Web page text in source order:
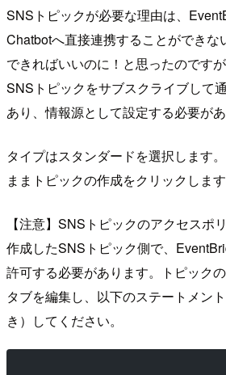
SNSトピックが必要な理由は、
Chatbotへ直接連携することができな
できればいいのに！と思ったのです
SNSトピックをサブスクライブして
あり、情報源として設定する必要があ
タイプはスタンダードを選択します
ままトピックの作成をクリックします
【注意】SNSトピックのアクセスポ
作成したSNSトピック側で、
許可する必要があります。トピック
タブを編集し、以下のステートメン
き）してください。